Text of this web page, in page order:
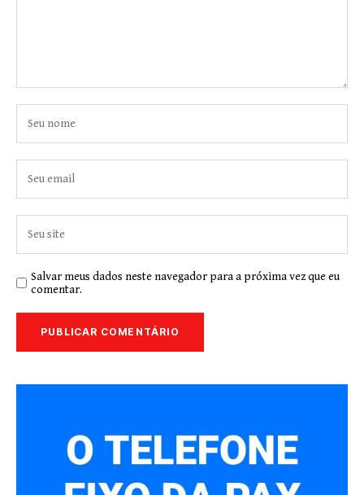
Salvar meus dados neste navegador para a próxima vez que eu
comentar.